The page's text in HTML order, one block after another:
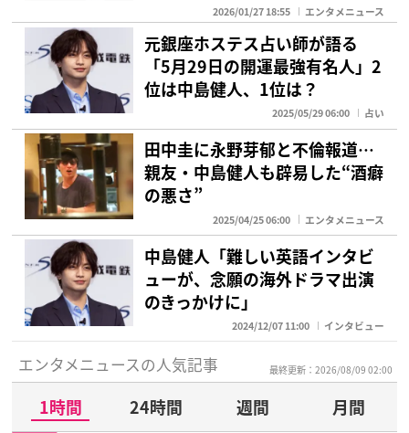
2026/01/27 18:55 エンタメニュース
元銀座ホステス占い師が語る
「5月29日の開運最強有名人」2
位は中島健人、1位は？
2025/05/29 06:00 占い
田中圭に永野芽郁と不倫報道…
親友・中島健人も辟易した“酒癖
の悪さ”
2025/04/25 06:00 エンタメニュース
中島健人「難しい英語インタビ
ューが、念願の海外ドラマ出演
のきっかけに」
2024/12/07 11:00 インタビュー
エンタメニュースの人気記事 最終更新：2026/08/09 02:00
1時間 24時間 週間
月間